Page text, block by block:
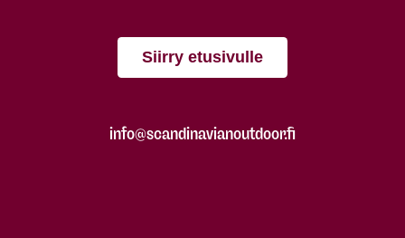
Siirry etusivulle
info@scandinavianoutdoor.fi